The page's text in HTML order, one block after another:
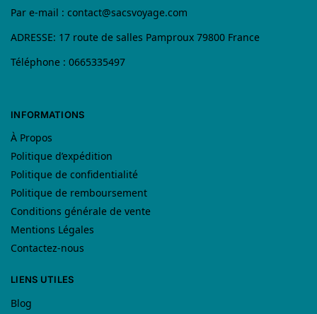
Par e-mail : contact@sacsvoyage.com
ADRESSE: 17 route de salles Pamproux 79800 France
Téléphone : 0665335497
INFORMATIONS
À Propos
Politique d’expédition
Politique de confidentialité
Politique de remboursement
Conditions générale de vente
Mentions Légales
Contactez-nous
LIENS UTILES
Blog